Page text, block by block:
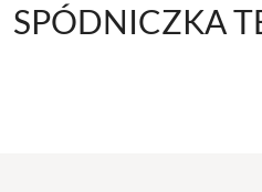
SPÓDNICZKA